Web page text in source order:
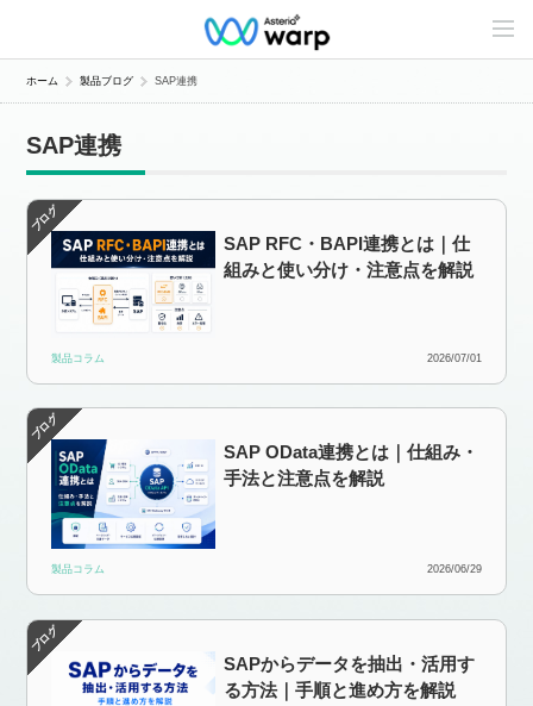
C
n
e
n
ホーム 製品ブログ SAP連携
SAP連携
SAP RFC・BAPI連携とは｜仕
組みと使い分け・注意点を解説
製品コラム 2026/07/01
SAP OData連携とは｜仕組み・
手法と注意点を解説
製品コラム 2026/06/29
SAPからデータを抽出・活用す
る方法｜手順と進め方を解説